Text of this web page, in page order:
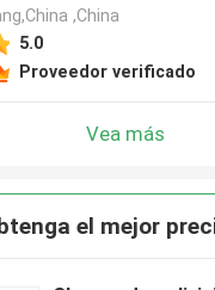
,China
5.0
Proveedor verificado
Vea más
el mejor